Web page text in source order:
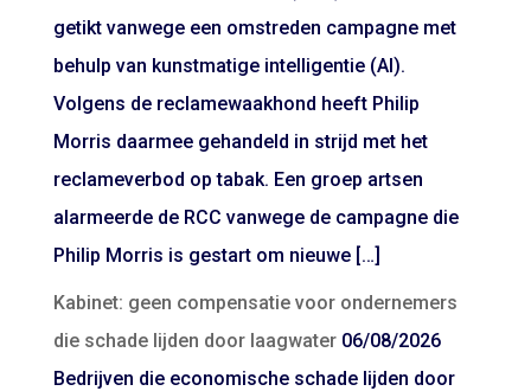
getikt vanwege een omstreden campagne met
behulp van kunstmatige intelligentie (AI).
Volgens de reclamewaakhond heeft Philip
Morris daarmee gehandeld in strijd met het
reclameverbod op tabak. Een groep artsen
alarmeerde de RCC vanwege de campagne die
Philip Morris is gestart om nieuwe […]
Kabinet: geen compensatie voor ondernemers
die schade lijden door laagwater 06/08/2026
Bedrijven die economische schade lijden door